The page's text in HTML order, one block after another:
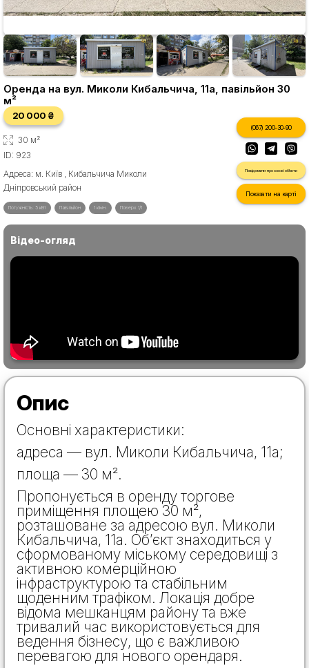
Оренда на вул. Миколи Кибальчича, 11а, павільйон 30
м²
20 000 ₴
30 м²
ID: 923
Адреса: м. Київ , Кибальчича Миколи
Дніпровський район
(067) 200-30-90
Повідомити про схожі об'єкти
Показати на карті
Потужність: 5 кВт Павільйон 1 кімн. Поверх 1/1
Відео-огляд
Опис
Основні характеристики:
адреса — вул. Миколи Кибальчича, 11а;
площа — 30 м².
Пропонується в оренду торгове
приміщення площею 30 м²,
розташоване за адресою вул. Миколи
Кибальчича, 11а. Об’єкт знаходиться у
сформованому міському середовищі з
активною комерційною
інфраструктурою та стабільним
щоденним трафіком. Локація добре
відома мешканцям району та вже
тривалий час використовується для
ведення бізнесу, що є важливою
перевагою для нового орендаря.